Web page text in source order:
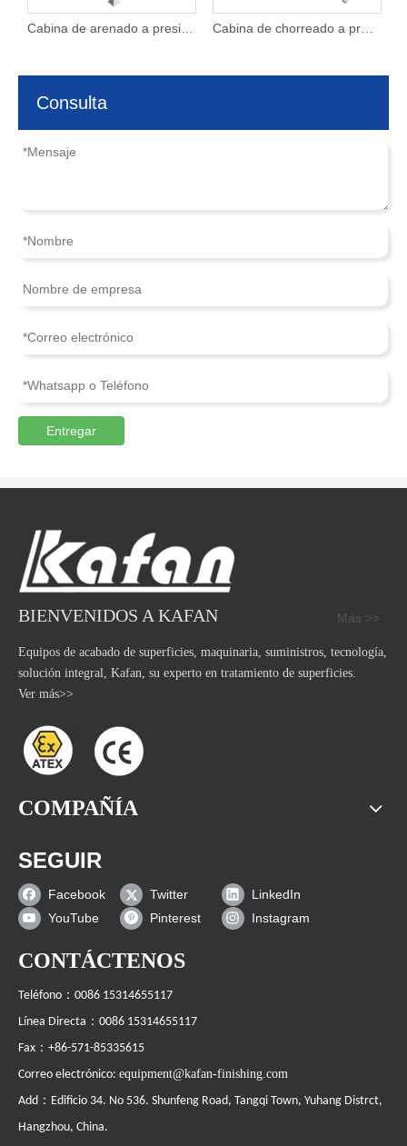
Cabina de arenado a presión Cabina de chorreado a presión con mesa rotativa
Consulta
Entregar
BIENVENIDOS A KAFAN Más >>
Equipos de acabado de superficies, maquinaria, suministros, tecnología,
solución integral, Kafan, su experto en tratamiento de superficies.
Ver más>>
COMPAÑÍA
SEGUIR
Facebook Twitter
LinkedIn
YouTube
Pinterest Instagram
CONTÁCTENOS
Teléfono：0086 15314655117
Línea Directa：0086 15314655117
Fax：+86-571-85335615
Correo electrónico: equipment@kafan-finishing.com
Add：Edificio 34. No 536. Shunfeng Road, Tangqi Town, Yuhang Distrct,
Hangzhou, China.